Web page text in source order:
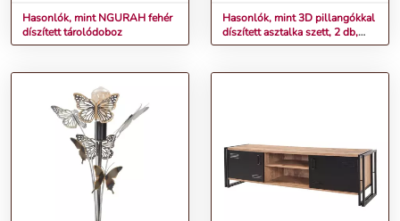
Hasonlók, mint NGURAH fehér
díszített tárolódoboz
Hasonlók, mint 3D pillangókkal
díszített asztalka szett, 2 db,
sötétszürke-réz - NUEE